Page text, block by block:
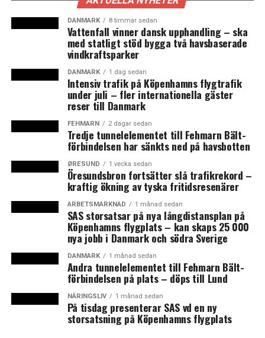
2029 vill Forsea förlänga överenskommelsen så att
rederiet kan planera för investeringar i nya fartyg,
något som beräknas ta fem år från styrelsebeslut tills de
nya färjorna kan tas i drift.
Forsea har idag fem fartyg i drift mellan Helsingborg
och Helsingör, varav två byggts om för miljövänlig
batteridrift. De nya fartyg som rederiet planerar att
investera i ska enligt Johan Röstin använda grön teknik
– el eller biogas är två aktuella alternativ. Han vill inte
uttala sig till Sydsvenskan om när styrelsen väntas fatta
beslut eller hur många nya färjor det gäller, bara att
varje nytt fartyg väntas kosta ”100-tals miljoner
– Klart är att vi ska satsa på ”grön” teknik, men nu gäller
det att göra en noggrann analys och se vilken teknik
som är hållbar över tid, ett fartyg ska hålla i minst 30 år.
Vi håller för närvarande på att lägga en plan för
framtiden som omfattar hela verksamheten. (News
DANMARK 8 timmar sedan
Vattenfall vinner dansk upphandling – ska
med statligt stöd bygga två havsbaserade
vindkraftsparker
DANMARK 1 dag sedan
Intensiv trafik på Köpenhamns flygtrafik
under juli – fler internationella gäster
reser till Danmark
FEHMARN 2 dagar sedan
Tredje tunnelelementet till Fehmarn Bält-
förbindelsen har sänkts ned på havsbotten
ØRESUND 1 vecka sedan
Öresundsbron fortsätter slå trafikrekord –
kraftig ökning av tyska fritidsresenärer
ARBETSMARKNAD 1 månad sedan
SAS storsatsar på nya långdistansplan på
Köpenhamns flygplats – kan skaps 25 000
nya jobb i Danmark och södra Sverige
DANMARK 1 månad sedan
Andra tunnelelementet till Fehmarn Bält-
förbindelsen på plats – döps till Lund
NÄRINGSLIV 1 månad sedan
På tisdag presenterar SAS vd en ny
storsatsning på Köpenhamns flygplats